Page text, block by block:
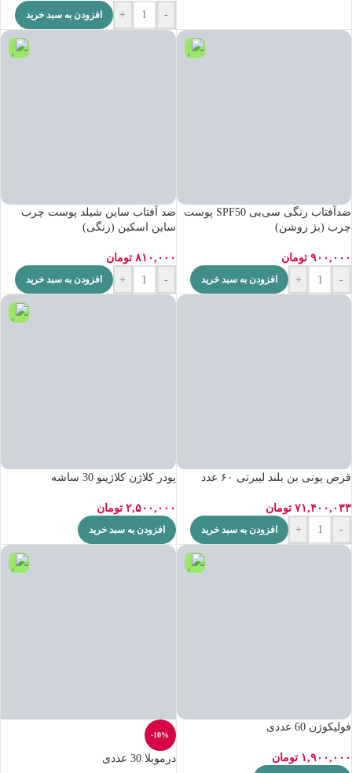
-
+ افزودن به سبد خرید
ضدآفتاب رنگی سی‌بی SPF50 پوست
چرب (بژ روشن)
۹۰۰,۰۰۰ تومان
-
+ افزودن به سبد خرید
ضد آفتاب ساین شیلد پوست چرب
ساین اسکین (رنگی)
۸۱۰,۰۰۰ تومان
-
+ افزودن به سبد خرید
قرص یونی بن بلند لیبرتی ۶۰ عدد
۷۱,۴۰۰,۰۳۳ تومان
-
+ افزودن به سبد خرید
پودر کلاژن کلاژینو 30 ساشه
۲,۵۰۰,۰۰۰ تومان
افزودن به سبد خرید
فولیکوژن 60 عددی
۱,۹۰۰,۰۰۰ تومان
-10%
درموبلا 30 عددی